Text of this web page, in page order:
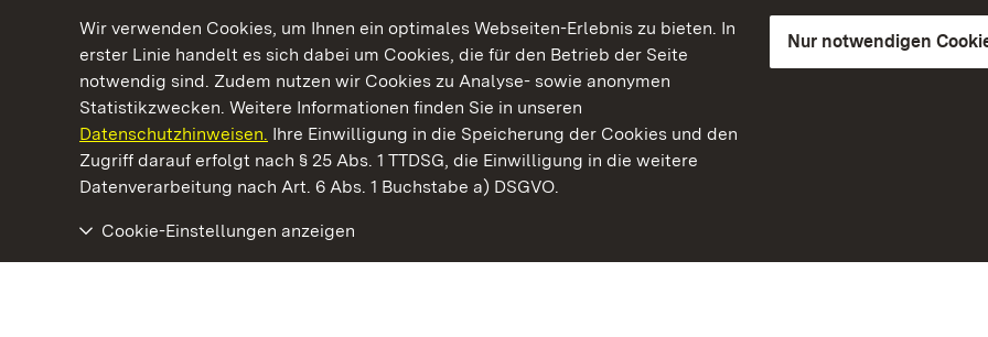
Wir verwenden Cookies, um Ihnen ein optimales Webseiten-Erlebnis zu bieten. In
erster Linie handelt es sich dabei um Cookies, die für den Betrieb der Seite
notwendig sind. Zudem nutzen wir Cookies zu Analyse- sowie anonymen
Statistikzwecken. Weitere Informationen finden Sie in unseren
Datenschutzhinweisen. Ihre Einwilligung in die Speicherung der Cookies und den
Zugriff darauf erfolgt nach § 25 Abs. 1 TTDSG, die Einwilligung in die weitere
Datenverarbeitung nach Art. 6 Abs. 1 Buchstabe a) DSGVO.
Nur notwendigen
Cookie-Einstellungen anzeigen
Kommen. Staunen. Genießen.